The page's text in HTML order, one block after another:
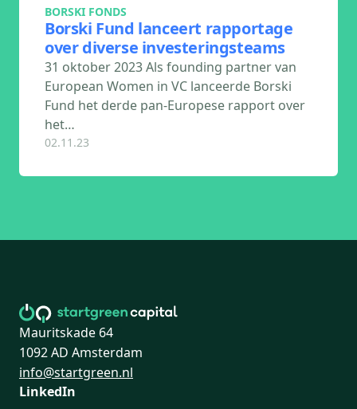
BORSKI FONDS
Borski Fund lanceert rapportage
over diverse investeringsteams
31 oktober 2023 Als founding partner van
European Women in VC lanceerde Borski
Fund het derde pan-Europese rapport over
het…
02.11.23
Mauritskade 64
1092 AD Amsterdam
info@startgreen.nl
LinkedIn